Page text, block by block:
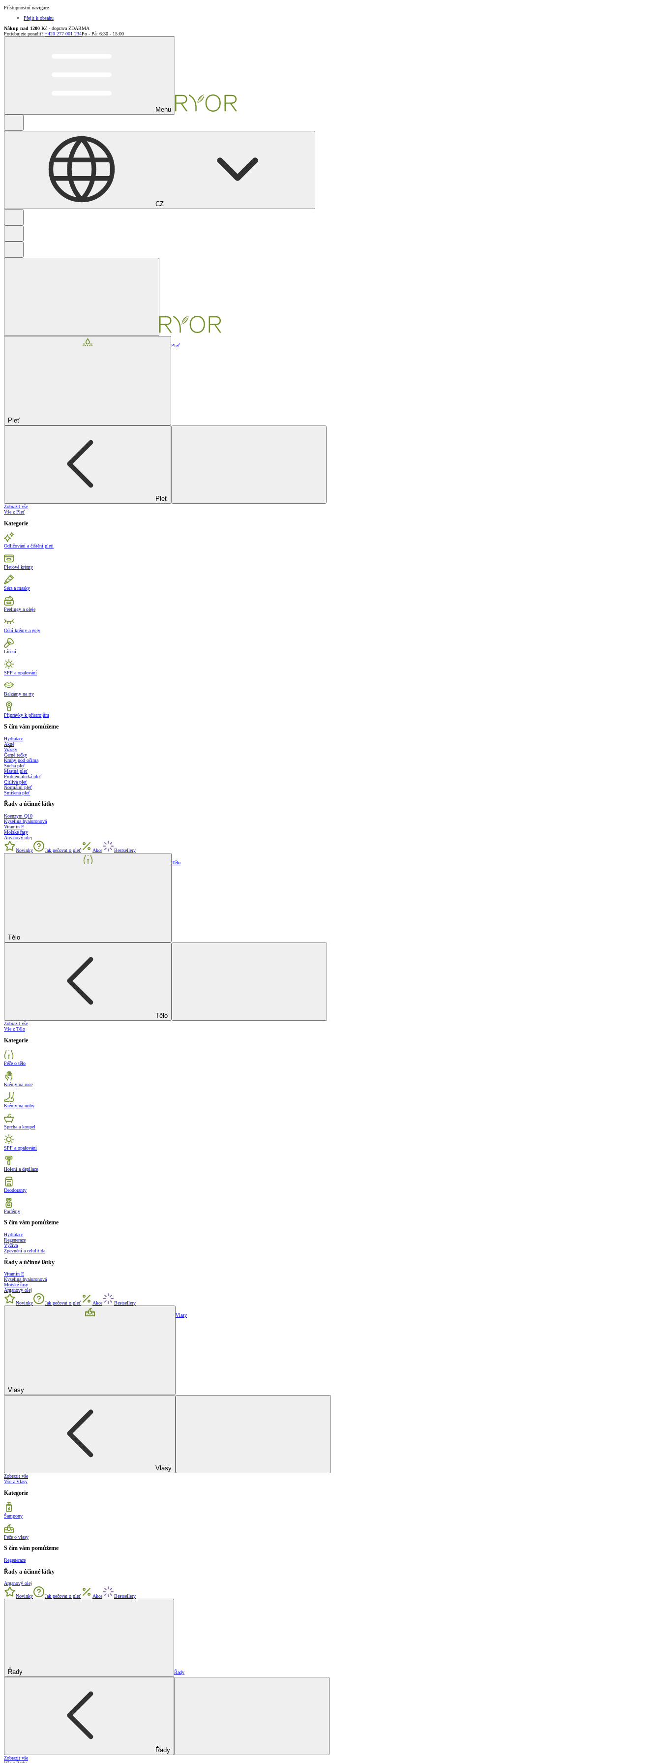
Přístupnostní navigace
Přejít k obsahu
Nákup nad 1200 Kč - doprava ZDARMA
Potřebujete poradit?:+420 277 001 234Po - Pá: 6:30 - 15:00
Menu
CZ
Pleť
Pleť
Pleť
Zobrazit vše
Vše z Pleť
Kategorie
Odličování a čištění pleti
Pleťové krémy
Séra a masky
Peelingy a oleje
Oční krémy a gely
Líčení
SPF a opalování
Balzámy na rty
Přípravky k přístrojům
S čím vám pomůžeme
Hydratace
Akné
Vrásky
Černé tečky
Kruhy pod očima
Suchá pleť
Mastná pleť
Problematická pleť
Citlivá pleť
Normální pleť
Smíšená pleť
Řady a účinné látky
Koenzym Q10
Kyselina hyaluronová
Vitamin E
Mořské řasy
Arganový olej
Novinky Jak pečovat o pleť Akce Bestsellery
Tělo
Tělo
Tělo
Zobrazit vše
Vše z Tělo
Kategorie
Péče o tělo
Krémy na ruce
Krémy na nohy
Sprcha a koupel
SPF a opalování
Holení a depilace
Deodoranty
Parfémy
S čím vám pomůžeme
Hydratace
Regenerace
Výživa
Zpevnění a celulitida
Řady a účinné látky
Vitamín E
Kyselina hyaluronová
Mořské řasy
Arganový olej
Novinky Jak pečovat o pleť Akce Bestsellery
Vlasy
Vlasy
Vlasy
Zobrazit vše
Vše z Vlasy
Kategorie
Šampony
Péče o vlasy
S čím vám pomůžeme
Regenerace
Řady a účinné látky
Arganový olej
Novinky Jak pečovat o pleť Akce Bestsellery
Řady Řady
Řady
Zobrazit vše